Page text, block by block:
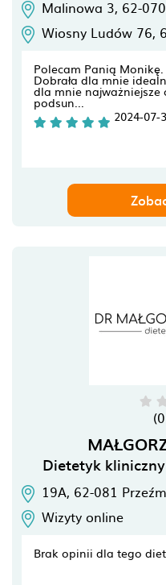
Malinowa 3, 62-070
Wiosny Ludów 76,
Polecam Panią
Dobrała dla mnie
dla mnie
podsun...
2024-07-
Dietetyk
19A, 62-081
Wizyty online
Brak opinii dla tego